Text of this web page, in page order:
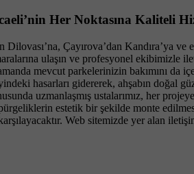
Her Noktasına Kaliteli
Çayırova’dan Kandıra’ya
ulaşın ve profesyonel ekibimizle
mevcut parkelerinizin bakımını da
hasarları gidererek, ahşabın doğal
uzmanlaşmış ustalarımız, her
estetik bir şekilde monte
Web sitemizde yer alan